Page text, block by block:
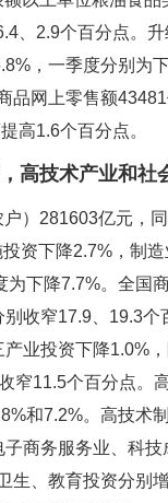
、2.9个百分点。
，一季度分别为
品网上零售额
高1.6个百分点。
高技术产业和社
户）281603亿元，
资下降2.7%，制
下降7.7%。全国
收窄17.9、19.3
业投资下降1.0%
窄11.5个百分点。
和7.2%。高技术
商务服务业、科
生、教育投资分别